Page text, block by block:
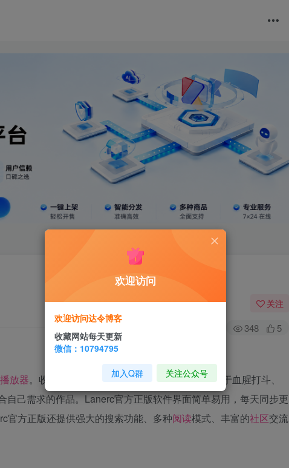
关注
348 5
播放器。收集了国内外丰富的动画资源。即使是热衷于血腥打斗、
自己需求的作品。Lanerc官方正版软件界面简单易用，每天同步更
官方正版还提供强大的搜索功能、多种阅读模式、丰富的社区交流
欢迎访问
欢迎访问达令博客
收藏网站每天更新
微信：10794795
加入Q群 关注公众号